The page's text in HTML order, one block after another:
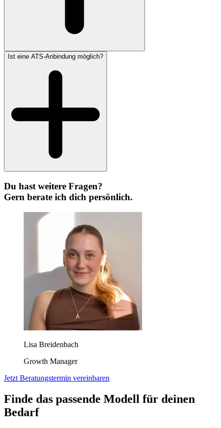
Ist eine ATS-Anbindung möglich?
Du hast weitere Fragen?
Gern berate ich dich persönlich.
Lisa Breidenbach
Growth Manager
Jetzt Beratungstermin vereinbaren
Finde das passende Modell für deinen
Bedarf